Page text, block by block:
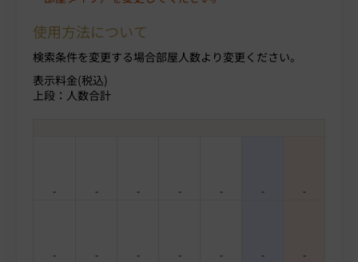
使用方法について
検索条件を変更する場合部屋人数より変更ください。
表示料金(税込)
上段：人数合計
- - - - - - -
- - - - - - -